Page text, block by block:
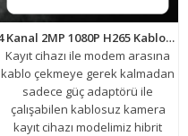
4 Kanal 2MP 1080P H265 Kablosuz Wifi Hibrit 4 Sesli Dvr Kayıt Cihazı ARNA-1747
Kayıt cihazı ile modem arasına
kablo çekmeye gerek kalmadan
sadece güç adaptörü ile
çalışabilen kablosuz kamera
kayıt cihazı modelimiz hibrit